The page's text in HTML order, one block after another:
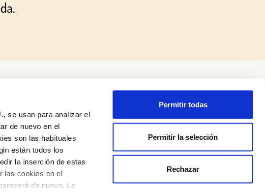
se usan para analizar el
de nuevo en el
son las habituales
están todos los
la inserción de estas
las cookies en el
de nuevo. Le
Permitir todas
Permitir la selección
Rechazar
Política de privacidad
Aviso legal